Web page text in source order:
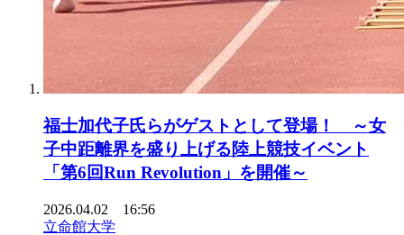
福士加代子氏らがゲストとして登場！ ～女
子中距離界を盛り上げる陸上競技イベント
「第6回Run Revolution」を開催～
2026.04.02 16:56
立命館大学